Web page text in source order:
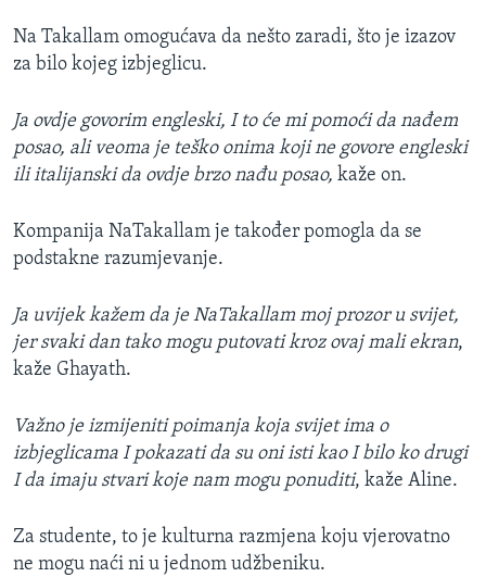
Na Takallam omogućava da nešto zaradi, što je izazov
za bilo kojeg izbjeglicu.
Ja ovdje govorim engleski, I to će mi pomoći da nađem
posao, ali veoma je teško onima koji ne govore engleski
ili italijanski da ovdje brzo nađu posao, kaže on.
Kompanija NaTakallam je također pomogla da se
podstakne razumjevanje.
Ja uvijek kažem da je NaTakallam moj prozor u svijet,
jer svaki dan tako mogu putovati kroz ovaj mali ekran,
kaže Ghayath.
Važno je izmijeniti poimanja koja svijet ima o
izbjeglicama I pokazati da su oni isti kao I bilo ko drugi
I da imaju stvari koje nam mogu ponuditi, kaže Aline.
Za studente, to je kulturna razmjena koju vjerovatno
ne mogu naći ni u jednom udžbeniku.